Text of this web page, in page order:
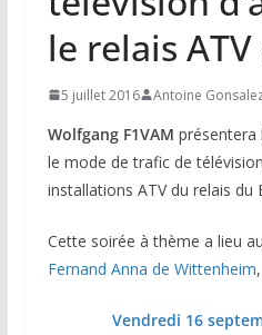
le relais
5 juillet 2016 Antoine
Wolfgang F1VAM présentera
le mode de trafic de
installations ATV du relais du
Cette soirée à thème a lieu au
Fernand Anna de Wittenheim
Vendredi 16